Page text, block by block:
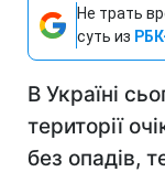
Не трать
суть из
В Україні
території
без опадів,